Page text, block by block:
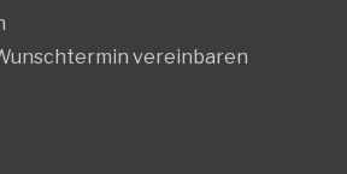
vereinbaren